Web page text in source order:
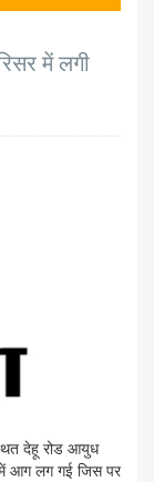
में लगी
देहू रोड आयुध
में आग लग गई जिस पर